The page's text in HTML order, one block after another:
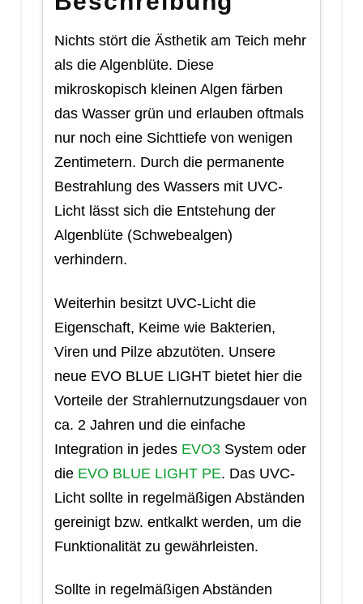
Nichts stört die Ästhetik am Teich mehr
als die Algenblüte. Diese
mikroskopisch kleinen Algen färben
das Wasser grün und erlauben oftmals
nur noch eine Sichttiefe von wenigen
Zentimetern. Durch die permanente
Bestrahlung des Wassers mit UVC-
Licht lässt sich die Entstehung der
Algenblüte (Schwebealgen)
verhindern.
Weiterhin besitzt UVC-Licht die
Eigenschaft, Keime wie Bakterien,
Viren und Pilze abzutöten. Unsere
neue EVO BLUE LIGHT bietet hier die
Vorteile der Strahlernutzungsdauer von
ca. 2 Jahren und die einfache
Integration in jedes EVO3System oder
die EVO BLUE LIGHT PE. Das UVC-
Licht sollte in regelmäßigen Abständen
gereinigt bzw. entkalkt werden, um die
Funktionalität zu gewährleisten.
Sollte in regelmäßigen Abständen